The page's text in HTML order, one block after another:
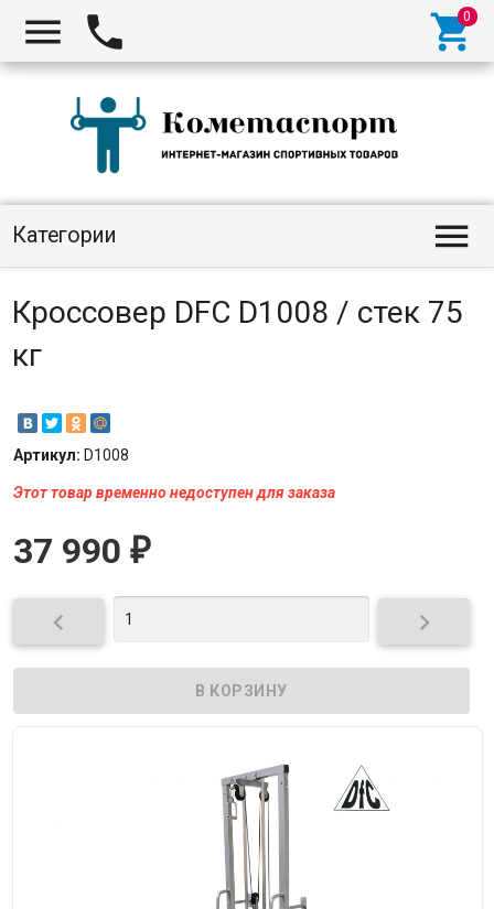
  
Категории 
Кроссовер DFC D1008 / стек 75
кг
Артикул: D1008
Этот товар временно недоступен для заказа
37 990 ₽
 